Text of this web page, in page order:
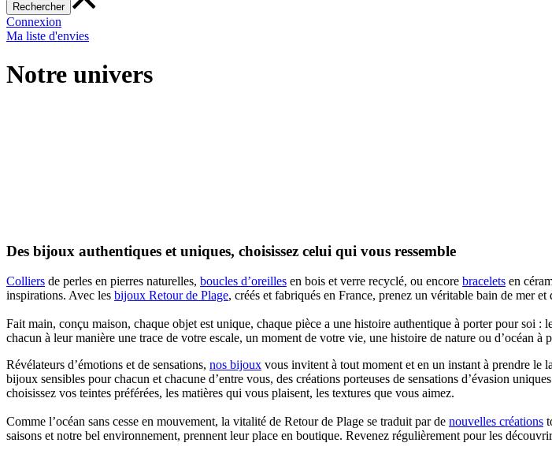
Connexion
Ma liste d'envies
Notre univers
Des bijoux authentiques et uniques, choisissez celui qui vous ressemble
Colliers de perles en pierres naturelles, boucles d’oreilles en bois et verre recyclé, ou encore bracelets en
inspirations. Avec les bijoux Retour de Plage, créés et fabriqués en France, prenez un véritable bain de mer
Fait main, conçu maison, chaque objet est unique, chaque pièce a une histoire authentique à porter pour soi :
chacun à leur manière une trace de votre escale, un moment de votre vie, une histoire de nature ou d’océan à
Révélateurs d’émotions et de sensations, nos bijoux vous invitent à tout moment et en un instant à prendre le
bijoux sensibles pour chacun et chacune d’entre vous, des créations porteuses de sensations d’évasion
choisissez vos teintes préférées, les matières qui vous plaisent, les textures que vous aimez.
Comme l’océan sans cesse en mouvement, la vitalité de Retour de Plage se traduit par de nouvelles créations
saisons et notre bel environnement, prennent leur place en boutique. Revenez régulièrement pour les